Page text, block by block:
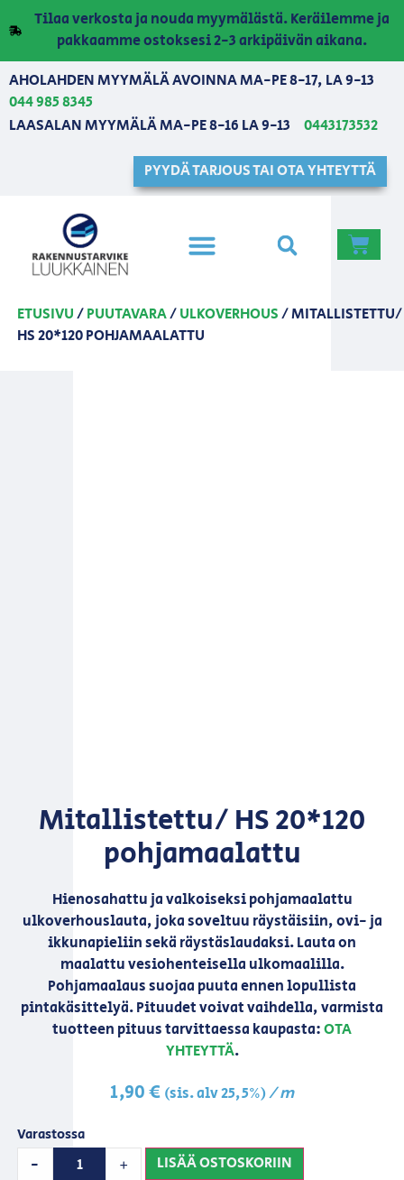
Tilaa verkosta ja nouda myymälästä. Keräilemme ja
pakkaamme ostoksesi 2-3 arkipäivän aikana.
AHOLAHDEN MYYMÄLÄ AVOINNA MA-PE 8-17, LA 9-13
044 985 8345
LAASALAN MYYMÄLÄ MA-PE 8-16 LA 9-13
0443173532
PYYDÄ TARJOUS TAI OTA YHTEYTTÄ
ETUSIVU/PUUTAVARA/ULKOVERHOUS/ MITALLISTETTU/
HS 20*120 POHJAMAALATTU
Mitallistettu/ HS 20*120
pohjamaalattu
Hienosahattu ja valkoiseksi pohjamaalattu
ulkoverhouslauta, joka soveltuu räystäisiin, ovi- ja
ikkunapieliin sekä räystäslaudaksi. Lauta on
maalattu vesiohenteisella ulkomaalilla.
Pohjamaalaus suojaa puuta ennen lopullista
pintakäsittelyä. Pituudet voivat vaihdella, varmista
tuotteen pituus tarvittaessa kaupasta:OTA
YHTEYTTÄ.
1,90€ (sis. alv 25,5%)/ m
Varastossa
- + LISÄÄ OSTOSKORIIN